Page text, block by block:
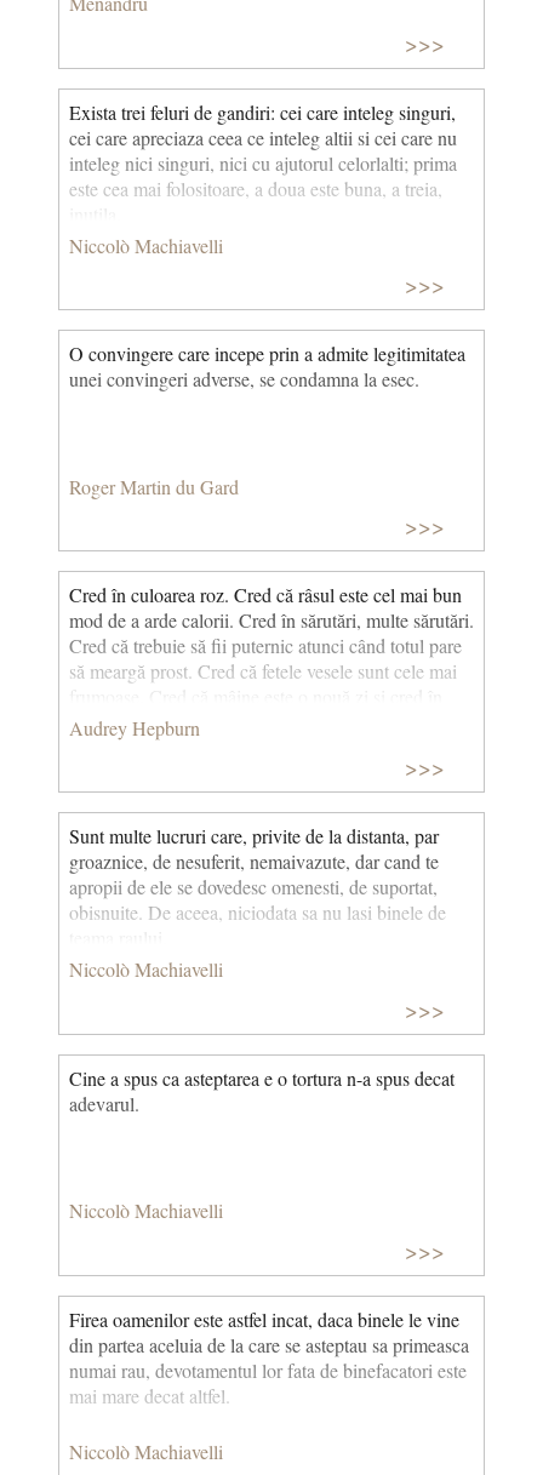
>>>
Exista trei feluri de gandiri: cei care inteleg singuri,
cei care apreciaza ceea ce inteleg altii si cei care nu
inteleg nici singuri, nici cu ajutorul celorlalti; prima
este cea mai folositoare, a doua este buna, a treia,
Niccolò Machiavelli
>>>
O convingere care incepe prin a admite legitimitatea
unei convingeri adverse, se condamna la esec.
Roger Martin du Gard
>>>
Cred în culoarea roz. Cred că râsul este cel mai bun
mod de a arde calorii. Cred în sărutări, multe sărutări.
Cred că trebuie să fii puternic atunci când totul pare
să meargă prost. Cred că fetele vesele sunt cele mai
miracole. © CCC
Audrey Hepburn
>>>
Sunt multe lucruri care, privite de la distanta, par
groaznice, de nesuferit, nemaivazute, dar cand te
apropii de ele se dovedesc omenesti, de suportat,
obisnuite. De aceea, niciodata sa nu lasi binele de
Niccolò Machiavelli
>>>
Cine a spus ca asteptarea e o tortura n-a spus decat
adevarul.
Niccolò Machiavelli
>>>
Firea oamenilor este astfel incat, daca binele le vine
din partea aceluia de la care se asteptau sa primeasca
numai rau, devotamentul lor fata de binefacatori este
mai mare decat altfel.
Niccolò Machiavelli